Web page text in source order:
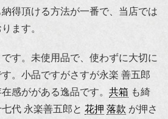
得頂ける方法が一番で、当店では
ます。
です。未使用品で、使わずに大切に
。小品ですがさすが永楽 善五郎
感ががある逸品です。 共箱 も綺
代 永楽善五郎と 花押 落款 が押さ